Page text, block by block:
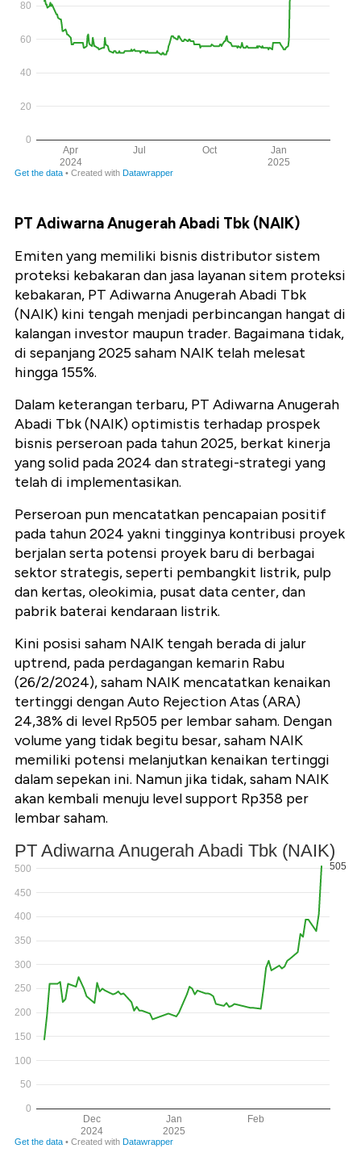
PT Adiwarna Anugerah Abadi Tbk (NAIK)
Emiten yang memiliki bisnis distributor sistem
proteksi kebakaran dan jasa layanan sitem proteksi
kebakaran, PT Adiwarna Anugerah Abadi Tbk
(NAIK) kini tengah menjadi perbincangan hangat di
kalangan investor maupun trader. Bagaimana tidak,
di sepanjang 2025 saham NAIK telah melesat
hingga 155%.
Dalam keterangan terbaru, PT Adiwarna Anugerah
Abadi Tbk (NAIK) optimistis terhadap prospek
bisnis perseroan pada tahun 2025, berkat kinerja
yang solid pada 2024 dan strategi-strategi yang
telah di implementasikan.
Perseroan pun mencatatkan pencapaian positif
pada tahun 2024 yakni tingginya kontribusi proyek
berjalan serta potensi proyek baru di berbagai
sektor strategis, seperti pembangkit listrik, pulp
dan kertas, oleokimia, pusat data center, dan
pabrik baterai kendaraan listrik.
Kini posisi saham NAIK tengah berada di jalur
uptrend, pada perdagangan kemarin Rabu
(26/2/2024), saham NAIK mencatatkan kenaikan
tertinggi dengan Auto Rejection Atas (ARA)
24,38% di level Rp505 per lembar saham. Dengan
volume yang tidak begitu besar, saham NAIK
memiliki potensi melanjutkan kenaikan tertinggi
dalam sepekan ini. Namun jika tidak, saham NAIK
akan kembali menuju level support Rp358 per
lembar saham.